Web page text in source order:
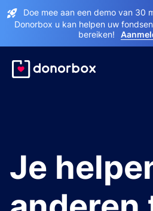
Doe mee aan een demo van 30
Donorbox u kan helpen uw
bereiken!
Je